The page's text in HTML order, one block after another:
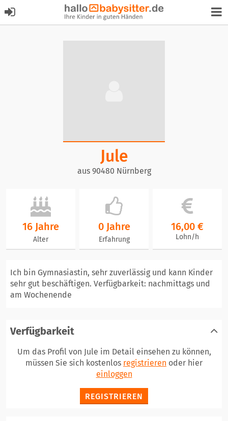
Jule
aus 90480 Nürnberg
16 Jahre
Alter
0 Jahre
Erfahrung
16,00 €
Lohn/h
Ich bin Gymnasiastin, sehr zuverlässig und kann Kinder
sehr gut beschäftigen. Verfügbarkeit: nachmittags und
am Wochenende
Verfügbarkeit
Um das Profil von Jule im Detail einsehen zu können,
müssen Sie sich kostenlos registrieren oder hier
einloggen
REGISTRIEREN